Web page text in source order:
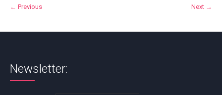
← Previous Next →
Newsletter: